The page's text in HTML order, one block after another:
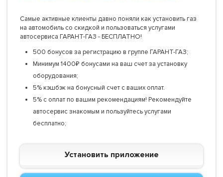
Самые активные клиенты давно поняли как установить газ
на автомобиль со скидкой и пользоваться услугами
автосервиса ГАРАНТ-ГАЗ - БЕСПЛАТНО!
500 бонусов за регистрацию в группе ГАРАНТ-ГАЗ;
Минимум 1400₽ бонусами на ваш счет за установку
оборудования;
5% кэшбэк на бонусный счет с ваших оплат.
5% с оплат по вашим рекомендациям! Рекомендуйте
автосервис знакомым и пользуйтесь услугами
бесплатно;
Установить приложение